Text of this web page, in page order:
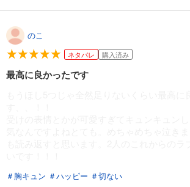
のこ
ネタバレ 購入済み
最高に良かったです
＃胸キュン ＃ハッピー ＃切ない